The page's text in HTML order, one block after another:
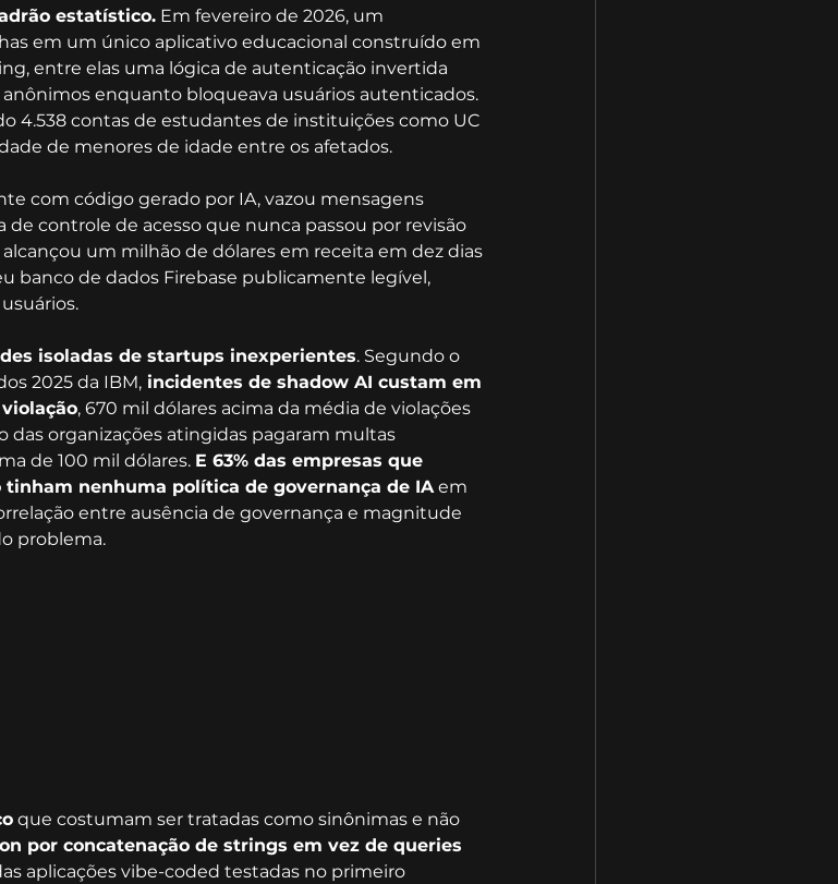
estatístico. Em fevereiro de 2026, um
em um único aplicativo educacional construído em
entre elas uma lógica de autenticação invertida
enquanto bloqueava usuários autenticados.
4.538 contas de estudantes de instituições como UC
de menores de idade entre os afetados.
com código gerado por IA, vazou mensagens
de controle de acesso que nunca passou por revisão
um milhão de dólares em receita em dez dias
banco de dados Firebase publicamente legível,
isoladas de startups inexperientes. Segundo o
2025 da IBM, incidentes de shadow AI custam em
, 670 mil dólares acima da média de violações
das organizações atingidas pagaram multas
de 100 mil dólares. E 63% das empresas que
nenhuma política de governança de IA em
entre ausência de governança e magnitude
problema.
que costumam ser tratadas como sinônimas e não
por concatenação de strings em vez de queries
aplicações vibe-coded testadas no primeiro